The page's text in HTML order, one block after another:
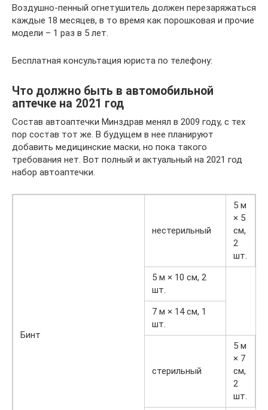
Воздушно-пенный огнетушитель должен перезаряжаться
каждые 18 месяцев, в то время как порошковая и прочие
модели – 1 раз в 5 лет.
Бесплатная консультация юриста по телефону:
Что должно быть в автомобильной
аптечке на 2021 год
Состав автоаптечки Минздрав менял в 2009 году, с тех
пор состав тот же. В будущем в нее планируют
добавить медицинские маски, но пока такого
требования нет. Вот полный и актуальный на 2021 год
набор автоаптечки.
Бинт
нестерильный
5 м
× 5
см,
2
шт.
5 м × 10 см, 2
шт.
7 м × 14 см, 1
шт.
стерильный
5 м
× 7
см,
2
шт.